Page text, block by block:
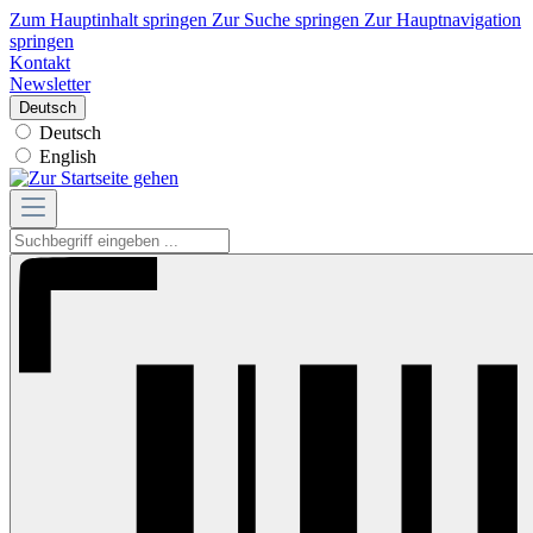
Zum Hauptinhalt springen Zur Suche springen Zur Hauptnavigation
springen
Kontakt
Newsletter
Deutsch
Deutsch
English